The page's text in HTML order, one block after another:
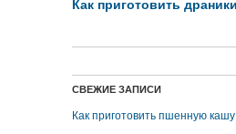
Как приготовить
СВЕЖИЕ ЗАПИСИ
Как приготовить пшенную